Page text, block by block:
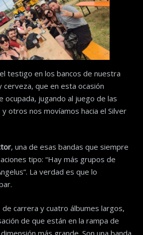
testigo en los bancos de nuestra
cerveza, que en esta ocasión
ocupada, jugando al juego de las
otros nos movíamos hacia el Silver
, una de esas bandas que siempre
tipo: “Hay más grupos de
La verdad es que lo
de carrera y cuatro álbumes largos,
de que están en la rampa de
más grande. Son una banda